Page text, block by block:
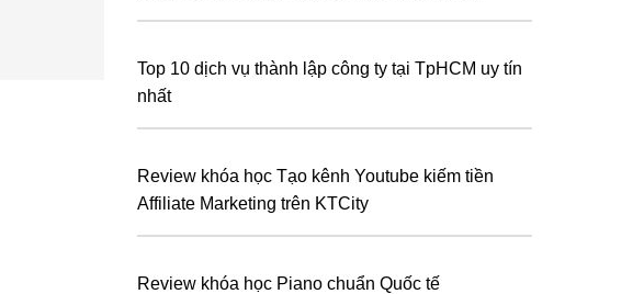
Top 10 dịch vụ thành lập công ty tại TpHCM uy tín
nhất
Review khóa học Tạo kênh Youtube kiếm tiền
Affiliate Marketing trên KTCity
Review khóa học Piano chuẩn Quốc tế